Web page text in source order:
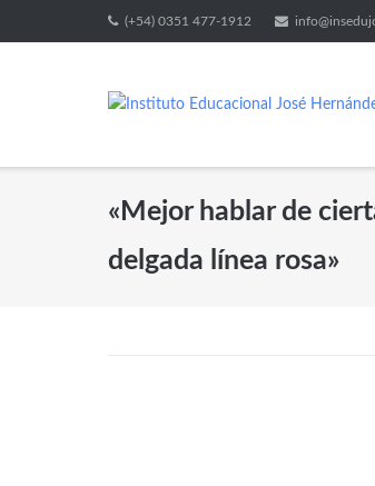
(+54) 0351 477-1912
«Mejor hablar de
delgada línea rosa»